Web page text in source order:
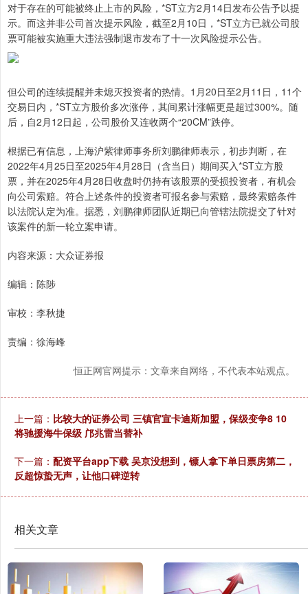
对于存在的可能被终止上市的风险，*ST立方2月14日发布公告予以提
示。而这并非公司首次提示风险，截至2月10日，*ST立方已就公司股
票可能被实施重大违法强制退市发布了十一次风险提示公告。
但公司的连续提醒并未熄灭投资者的热情。1月20日至2月11日，11个
交易日内，*ST立方股价多次涨停，其间累计涨幅更是超过300%。随
后，自2月12日起，公司股价又连收两个“20CM”跌停。
根据已有信息，上海沪紫律师事务所刘鹏律师表示，初步判断，在
2022年4月25日至2025年4月28日（含当日）期间买入*ST立方股
票，并在2025年4月28日收盘时仍持有该股票的受损投资者，有机会
向公司索赔。符合上述条件的投资者可报名参与索赔，最终索赔条件
以法院认定为准。据悉，刘鹏律师团队近期已向管辖法院提交了针对
该案件的新一轮立案申请。
内容来源：大众证券报
编辑：陈陟
审校：李秋捷
责编：徐海峰
恒正网官网提示：文章来自网络，不代表本站观点。
上一篇： 比较大的证券公司 三镇官宣卡迪斯加盟，保级变争8 10
将驰援海牛保级 邝兆雷当替补
下一篇： 配资平台app下载 吴京没想到，镖人拿下单日票房第二，
反超惊蛰无声，让他口碑逆转
相关文章